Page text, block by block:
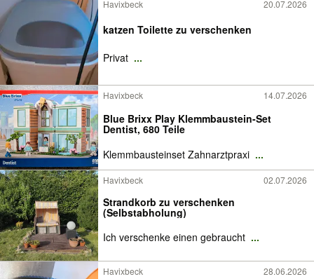
Havixbeck 20.07.2026
katzen Toilette zu verschenken
Privat ...
Havixbeck 14.07.2026
Blue Brixx Play Klemmbaustein-Set
Dentist, 680 Teile
Klemmbausteinset Zahnarztpraxi ...
Havixbeck 02.07.2026
Strandkorb zu verschenken
(Selbstabholung)
Ich verschenke einen gebraucht ...
Havixbeck 28.06.2026